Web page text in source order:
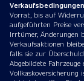
Vorrat, bis auf
aufgeführten Preise
Irrtümer, Änderungen
Verkaufsaktionen
falls sie zur
Abgebildete
Vollkaskoversicherung